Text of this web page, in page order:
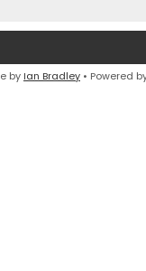
by Ian Bradley • Powered